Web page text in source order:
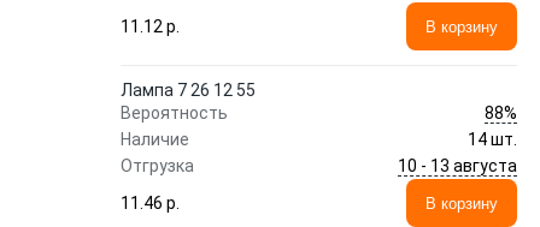
11.12 p.
В корзину
Лампа 7 26 12 55
Вероятность
88%
Наличие
14 шт.
Отгрузка
10 - 13 августа
11.46 p.
В корзину